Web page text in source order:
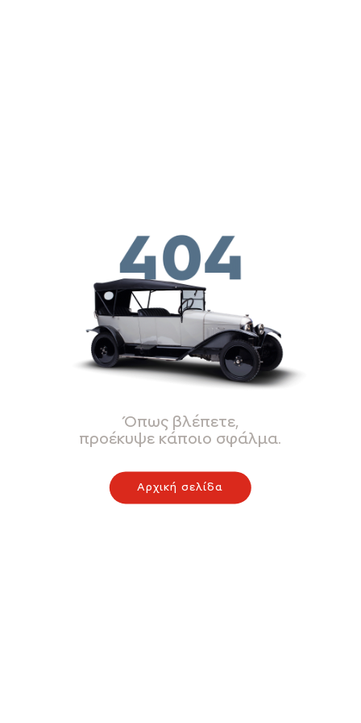
Όπως βλέπετε,
προέκυψε κάποιο σφάλμα.
Αρχική σελίδα